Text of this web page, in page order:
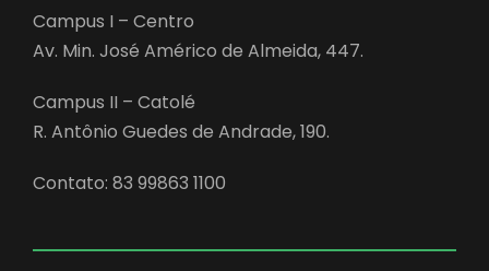
Campus I – Centro
Av. Min. José Américo de Almeida, 447.
Campus II – Catolé
R. Antônio Guedes de Andrade, 190.
Contato: 83 99863 1100